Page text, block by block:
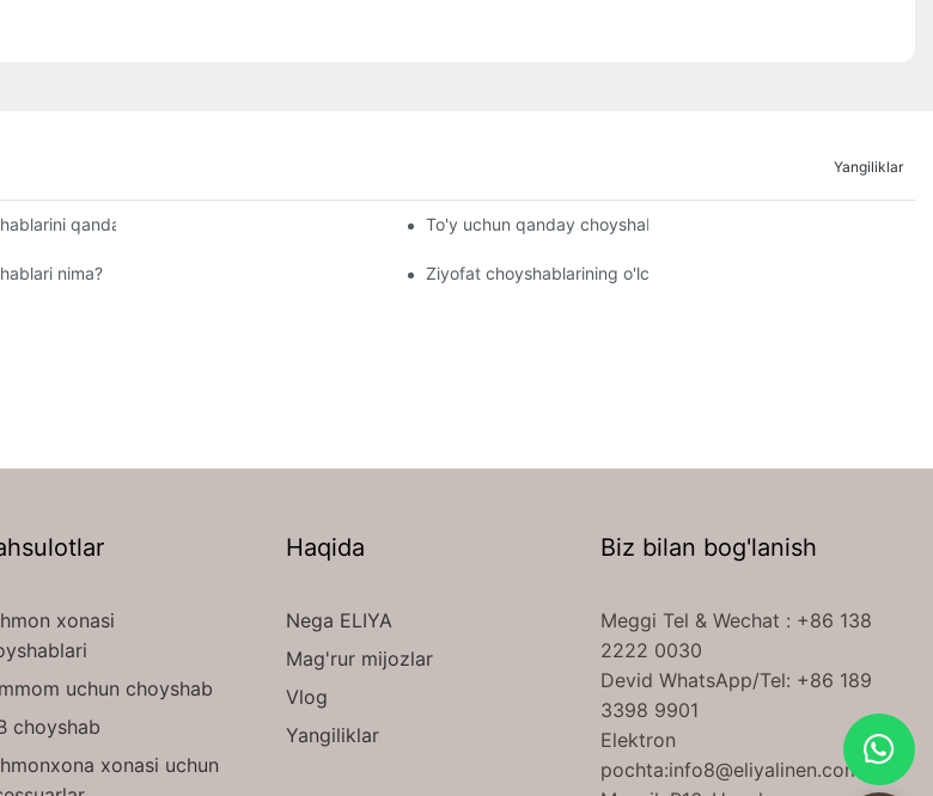
Yangiliklar
qanday saqlaysiz? To'y uchun qanday choyshab kerak?
nima? Ziyofat choyshablarining o'lchami qanday?
xonasi
uchun choyshab
choyshab
xonasi uchun
Haqida
Nega ELIYA
Mag'rur mijozlar
Vlog
Yangiliklar
Biz bilan bog'lanish
Meggi Tel & Wechat : +86 138
2222 0030
Devid WhatsApp/Tel: +86 189
3398 9901
Elektron
pochta:info8@eliyalinen.com